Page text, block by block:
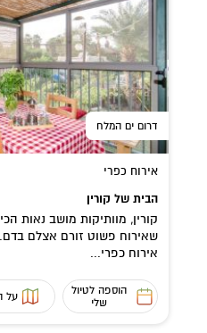
דרום ים המלח
אירוח כפרי
הבית של קורין
קורין, מוותיקות מושב נאות
שאירוח פשוט זורם אצלם
אירוח כפרי...
הוספה לטיול
שלי
על